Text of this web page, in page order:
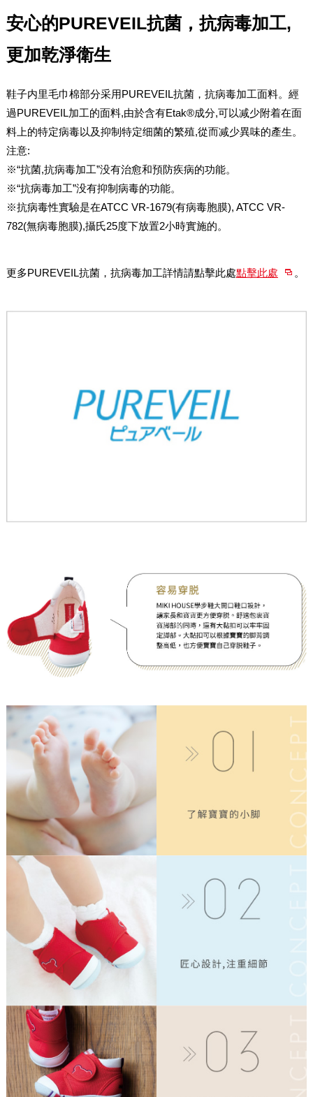
安心的PUREVEIL抗菌，抗病毒加工,
更加乾淨衛生
鞋子内里毛巾棉部分采用PUREVEIL抗菌，抗病毒加工面料。經
過PUREVEIL加工的面料,由於含有Etak®成分,可以减少附着在面
料上的特定病毒以及抑制特定细菌的繁殖,從而减少異味的產生。
注意:
※“抗菌,抗病毒加工”没有治愈和預防疾病的功能。
※“抗病毒加工”没有抑制病毒的功能。
※抗病毒性實驗是在ATCC VR-1679(有病毒胞膜), ATCC VR-
782(無病毒胞膜),攝氏25度下放置2小時實施的。
更多PUREVEIL抗菌，抗病毒加工詳情請點擊此處點擊此處 。